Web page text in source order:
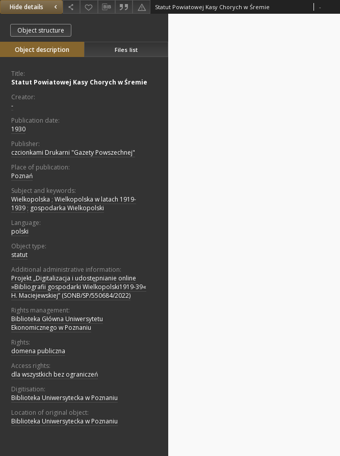
Hide details Statut Powiatowej Kasy Chorych w Śremie -
Object structure
Object description Files list
Title:
Statut Powiatowej Kasy Chorych w Śremie
Creator:
-
Publication date:
1930
Publisher:
czcionkami Drukarni "Gazety Powszechnej"
Place of publication:
Poznań
Subject and keywords:
Wielkopolska ; Wielkopolska w latach 1919-
1939 ; gospodarka Wielkopolski
Language:
polski
Object type:
statut
Additional administrative information:
Projekt „Digitalizacja i udostępnianie online
»Bibliografii gospodarki Wielkopolski1919-39«
H. Maciejewskiej” (SONB/SP/550684/2022)
Rights management:
Biblioteka Główna Uniwersytetu
Ekonomicznego w Poznaniu
Rights:
domena publiczna
Access rights:
dla wszystkich bez ograniczeń
Digitisation:
Biblioteka Uniwersytecka w Poznaniu
Location of original object:
Biblioteka Uniwersytecka w Poznaniu